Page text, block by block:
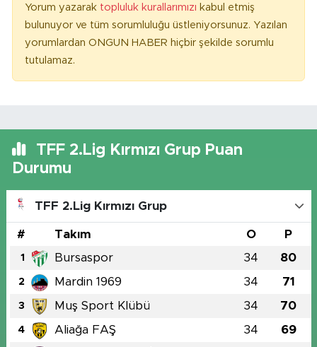
Yorum yazarak topluluk kurallarımızı kabul etmiş
bulunuyor ve tüm sorumluluğu üstleniyorsunuz. Yazılan
yorumlardan ONGUN HABER hiçbir şekilde sorumlu
tutulamaz.
TFF 2.Lig Kırmızı Grup Puan
Durumu
TFF 2.Lig Kırmızı Grup
# Takım O P
1 Bursaspor 34 80
2 Mardin 1969 34 71
3 Muş Sport Klübü 34 70
4 Aliağa FAŞ 34 69